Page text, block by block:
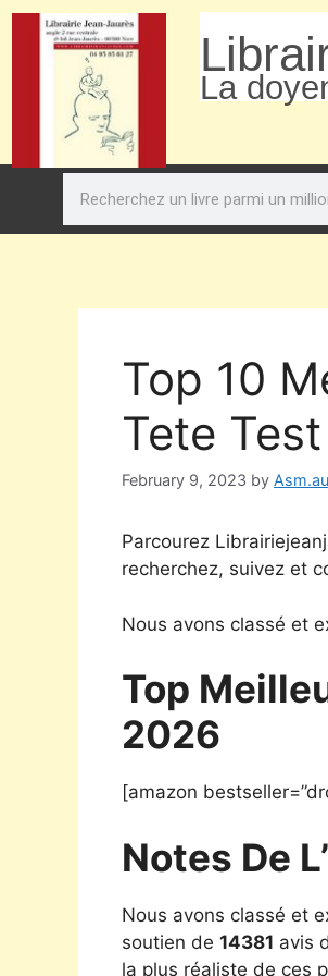
La
Top 10
Tete
February 9, 2023 by
Parcourez
recherchez, suivez et
Nous avons classé et
Top
2026
[amazon
Notes De
Nous avons classé et
soutien de 14381 avis
la plus réaliste de ces